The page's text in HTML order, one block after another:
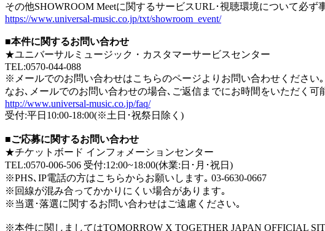
その他SHOWROOM Meetに関するサービスURL･視聴環境について必ず
https://www.universal-music.co.jp/txt/showroom_event/
■本件に関するお問い合わせ
★ユニバーサルミュージック・カスタマーサービスセンター
TEL:0570-044-088
※メールでのお問い合わせはこちらのページよりお問い合わせください｡
なお､メールでのお問い合わせの場合､ご返信までにお時間をいただく可
http://www.universal-music.co.jp/faq/
受付:平日10:00-18:00(※土日･祝祭日除く)
■ご応募に関するお問い合わせ
★チケットボード インフォメーションセンター
TEL:0570-006-506 受付:12:00~18:00(休業:日･月･祝日)
※PHS､IP電話の方はこちらからお願いします｡ 03-6630-0667
※回線が混み合ってかかりにくい場合があります｡
※当選･落選に関するお問い合わせはご遠慮ください｡
※本件に関しましてはTOMORROW X TOGETHER JAPAN OFFICIAL